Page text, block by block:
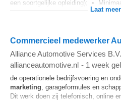
een soortgelijke opleiding); •
Laat
Commercieel medewerker
Alliance Automotive Services B.V.
allianceautomotive.nl - 1 week
de operationele bedrijfsvoering en
marketing, garageformules en
Dit werk doen zij telefonisch, online